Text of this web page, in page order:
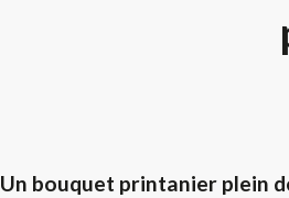
Un bouquet printanier plein